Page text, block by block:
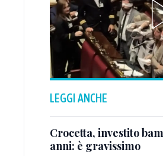
LEGGI ANCHE
Crocetta, investito
anni: è gravissimo